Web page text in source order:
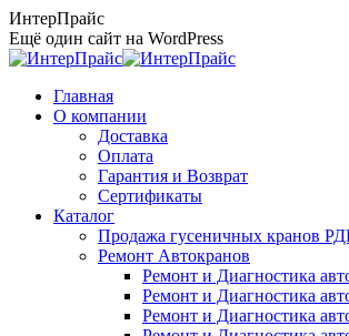
Перейти
к
содержанию
ИнтерПрайс
Ещё один сайт на WordPress
Главная
О компании
Доставка
Оплата
Гарантия и Возврат
Сертификаты
Каталог
Продажа гусеничных кранов
Ремонт Автокранов
Ремонт и Диагностика
Ремонт и Диагностика
Ремонт и Диагностика